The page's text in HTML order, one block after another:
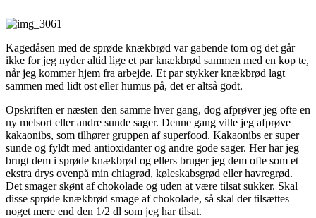
Kagedåsen med de sprøde knækbrød var gabende tom og det går
ikke for jeg nyder altid lige et par knækbrød sammen med en kop te,
når jeg kommer hjem fra arbejde. Et par stykker knækbrød lagt
sammen med lidt ost eller humus på, det er altså godt.
Opskriften er næsten den samme hver gang, dog afprøver jeg ofte en
ny melsort eller andre sunde sager. Denne gang ville jeg afprøve
kakaonibs, som tilhører gruppen af superfood. Kakaonibs er super
sunde og fyldt med antioxidanter og andre gode sager. Her har jeg
brugt dem i sprøde knækbrød og ellers bruger jeg dem ofte som et
ekstra drys ovenpå min chiagrød, køleskabsgrød eller havregrød.
Det smager skønt af chokolade og uden at være tilsat sukker. Skal
disse sprøde knækbrød smage af chokolade, så skal der tilsættes
noget mere end den 1/2 dl som jeg har tilsat.